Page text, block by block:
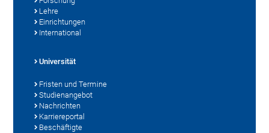
Lehre
Einrichtungen
International
Universität
Fristen und Termine
Studienangebot
Nachrichten
Karriereportal
Beschäftigte